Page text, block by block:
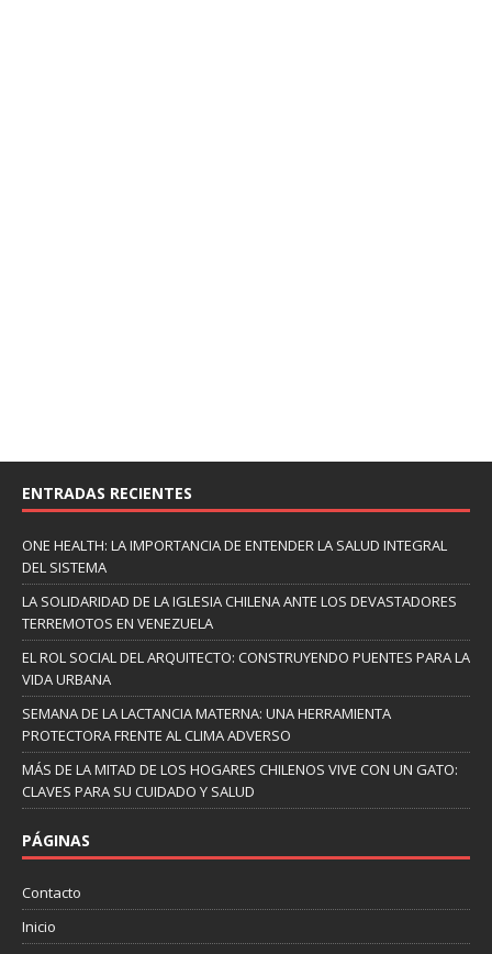
ENTRADAS RECIENTES
ONE HEALTH: LA IMPORTANCIA DE ENTENDER LA SALUD INTEGRAL
DEL SISTEMA
LA SOLIDARIDAD DE LA IGLESIA CHILENA ANTE LOS DEVASTADORES
TERREMOTOS EN VENEZUELA
EL ROL SOCIAL DEL ARQUITECTO: CONSTRUYENDO PUENTES PARA LA
VIDA URBANA
SEMANA DE LA LACTANCIA MATERNA: UNA HERRAMIENTA
PROTECTORA FRENTE AL CLIMA ADVERSO
MÁS DE LA MITAD DE LOS HOGARES CHILENOS VIVE CON UN GATO:
CLAVES PARA SU CUIDADO Y SALUD
PÁGINAS
Contacto
Inicio